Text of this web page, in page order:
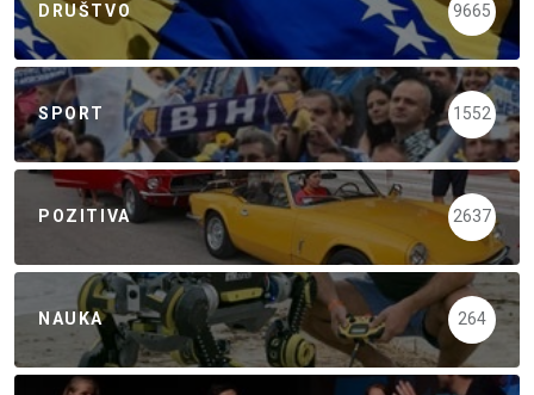
DRUŠTVO 9665
SPORT 1552
POZITIVA 2637
NAUKA 264